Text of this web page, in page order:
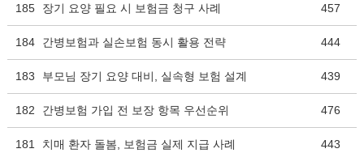
185 장기 요양 필요 시 보험금 청구 사례 457
184 간병보험과 실손보험 동시 활용 전략 444
183 부모님 장기 요양 대비, 실속형 보험 설계 439
182 간병보험 가입 전 보장 항목 우선순위 476
181 치매 환자 돌봄, 보험금 실제 지급 사례 443